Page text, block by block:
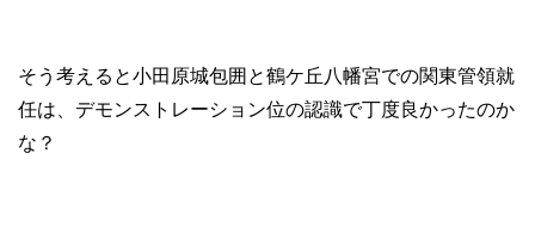
そう考えると小田原城包囲と鶴ケ丘八幡宮での関東管領就
任は、デモンストレーション位の認識で丁度良かったのか
な？